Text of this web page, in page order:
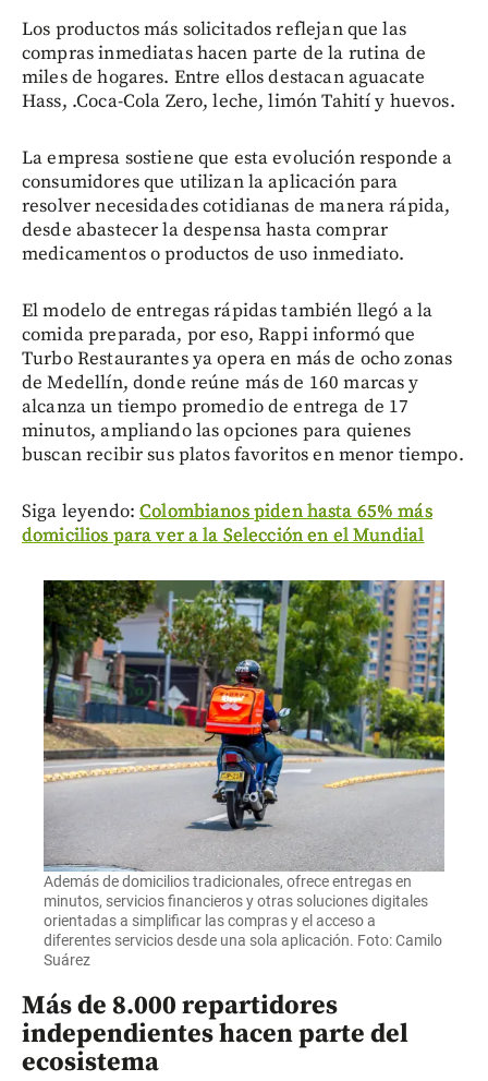
Los productos más solicitados reflejan que las
compras inmediatas hacen parte de la rutina de
miles de hogares. Entre ellos destacan aguacate
Hass, .Coca-Cola Zero, leche, limón Tahití y huevos.
La empresa sostiene que esta evolución responde a
consumidores que utilizan la aplicación para
resolver necesidades cotidianas de manera rápida,
desde abastecer la despensa hasta comprar
medicamentos o productos de uso inmediato.
El modelo de entregas rápidas también llegó a la
comida preparada, por eso, Rappi informó que
Turbo Restaurantes ya opera en más de ocho zonas
de Medellín, donde reúne más de 160 marcas y
alcanza un tiempo promedio de entrega de 17
minutos, ampliando las opciones para quienes
buscan recibir sus platos favoritos en menor tiempo.
Siga leyendo:Colombianos piden hasta 65% más
domicilios para ver a la Selección en el Mundial
Además de domicilios tradicionales, ofrece entregas en
minutos, servicios financieros y otras soluciones digitales
orientadas a simplificar las compras y el acceso a
diferentes servicios desde una sola aplicación. Foto: Camilo
Suárez
Más de 8.000 repartidores
independientes hacen parte del
ecosistema